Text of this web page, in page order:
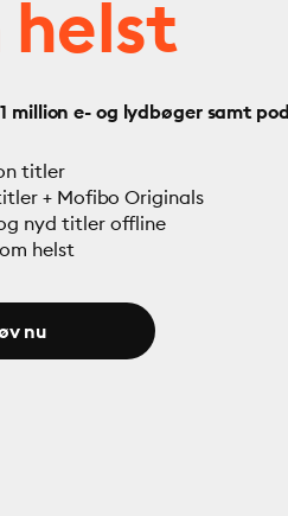
helst
million e- og lydbøger samt
titler
+ Mofibo Originals
nyd titler offline
helst
nu